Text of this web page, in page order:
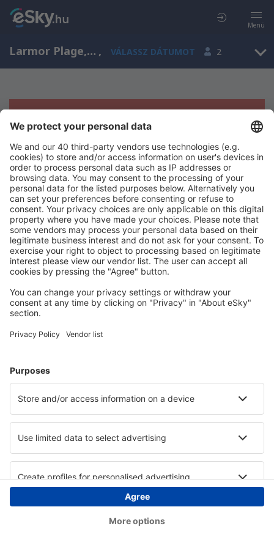
Menü
Larmor Plage, Bretagne, Franciaország , VÁLASSZ DÁTUMOT 2
Sajnos semmilyen eredménnyel nem
szolgálhatunk.
Próbáld meg még egyszer más kritériumot kiválasztva
Copyright © eSky.hu Minden jog fenntartva.